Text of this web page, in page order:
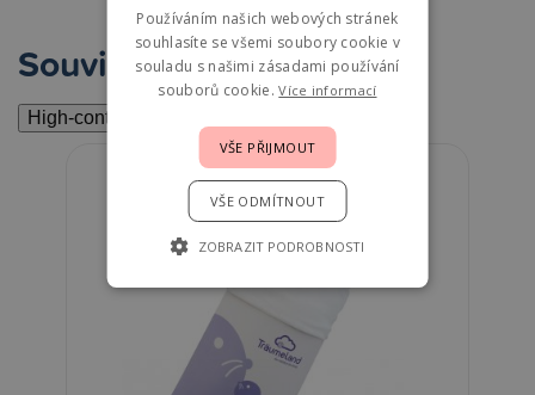
Související
High-contrast mode
Používáním našich webových stránek
souhlasíte se všemi soubory cookie v
souladu s našimi zásadami používání
souborů cookie.Více informací
VŠE PŘIJMOUT
VŠE ODMÍTNOUT
ZOBRAZIT PODROBNOSTI